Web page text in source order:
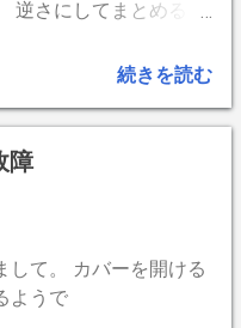
逆さにしてまとめると
ーヒースタンド 最終型
続きを読む
障
して。 カバーを開ける
ようで